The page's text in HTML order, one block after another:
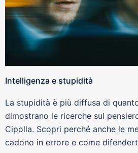
Intelligenza e stupidità
La stupidità è più diffusa di
dimostrano le ricerche sul
Cipolla. Scopri perché anche le
cadono in errore e come